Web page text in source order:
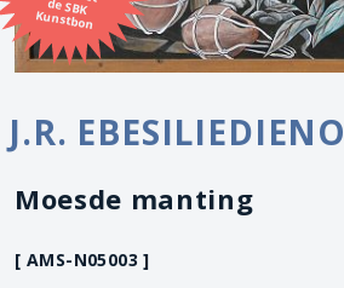
Kunstbon
J.R. EBESILIEDIENO
Moesde manting
[ AMS-N05003 ]